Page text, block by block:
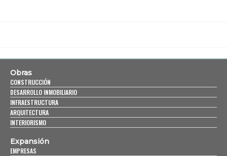
Obras
CONSTRUCCIÓN
DESARROLLO INMOBILIARIO
INFRAESTRUCTURA
ARQUITECTURA
INTERIORISMO
Expansión
EMPRESAS